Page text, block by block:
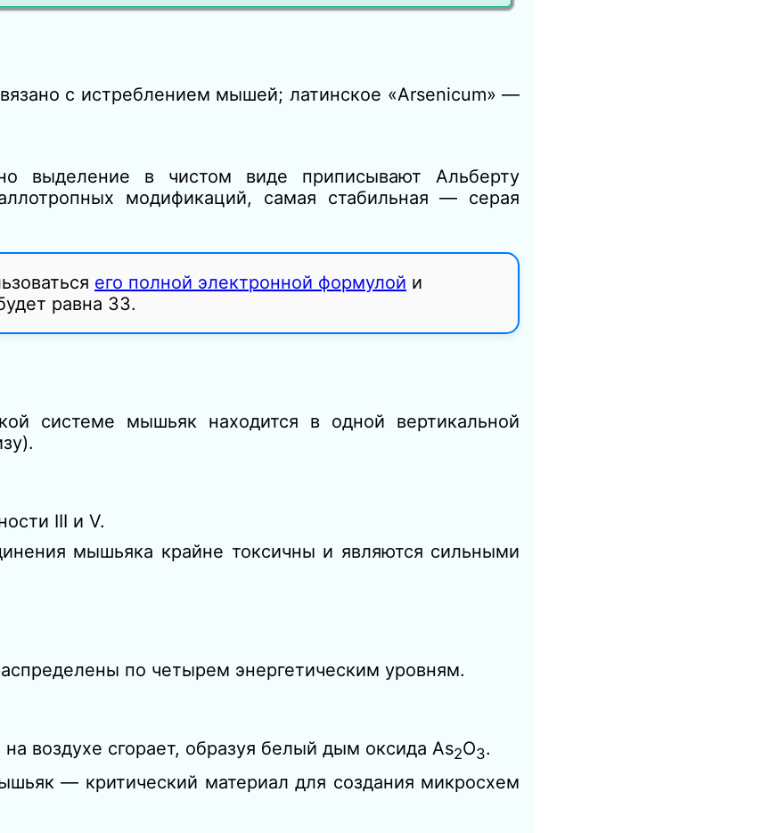
с истреблением мышей; латинское «Arsenicum» —
выделение в чистом виде приписывают Альберту
модификаций, самая стабильная — серая
его полной электронной формулой и
равна 33.
системе мышьяк находится в одной вертикальной
III и V.
мышьяка крайне токсичны и являются сильными
по четырем энергетическим уровням.
воздухе сгорает, образуя белый дым оксида As2O3.
— критический материал для создания микросхем